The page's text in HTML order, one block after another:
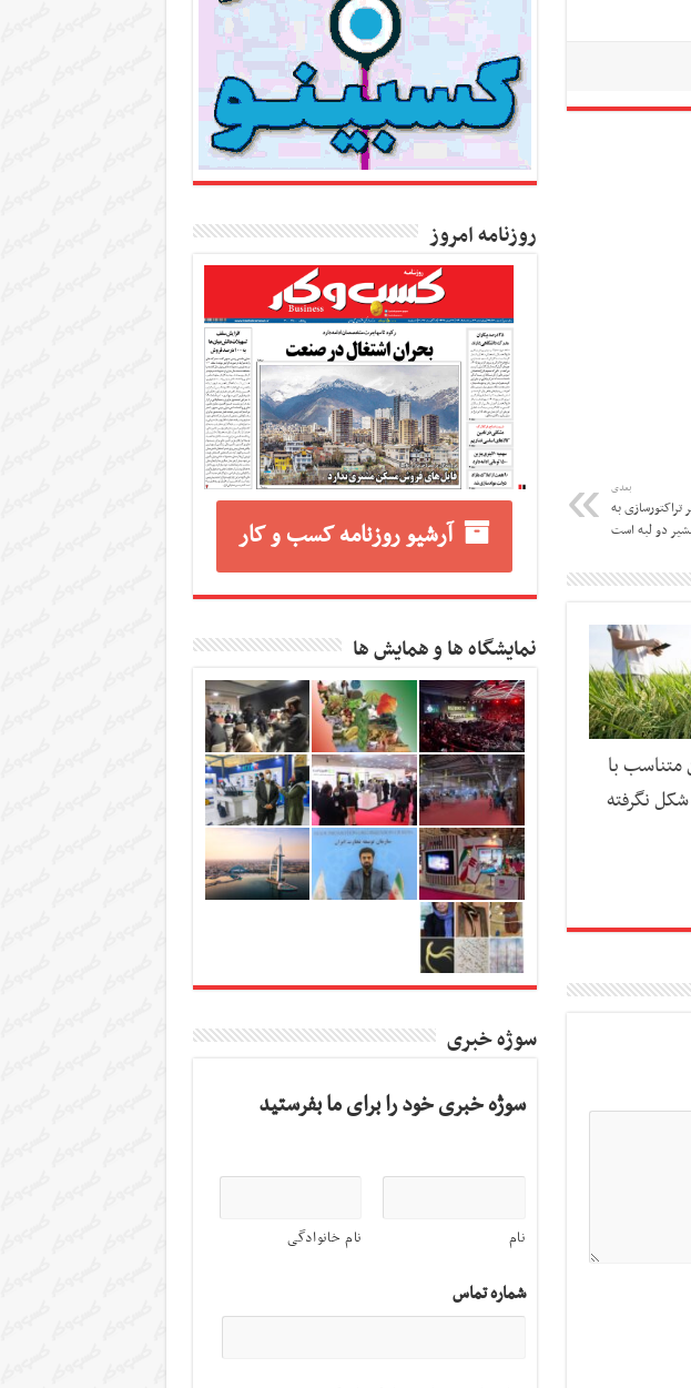
بعدی
تراکتورسازی به
دو لبه است
متناسب با
نگرفته
روزنامه امروز
آرشیو روزنامه کسب و کار
نمایشگاه ها و همایش ها
سوژه خبری
سوژه خبری خود را برای ما بفرستید
نام نام خانوادگی
شماره تماس